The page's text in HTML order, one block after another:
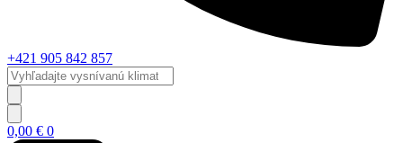
+421 905 842 857
Vyhľadajte
vysnívanú
klimatizáciu...
0,00 € 0